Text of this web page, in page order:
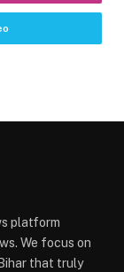
platform
We focus on
that truly